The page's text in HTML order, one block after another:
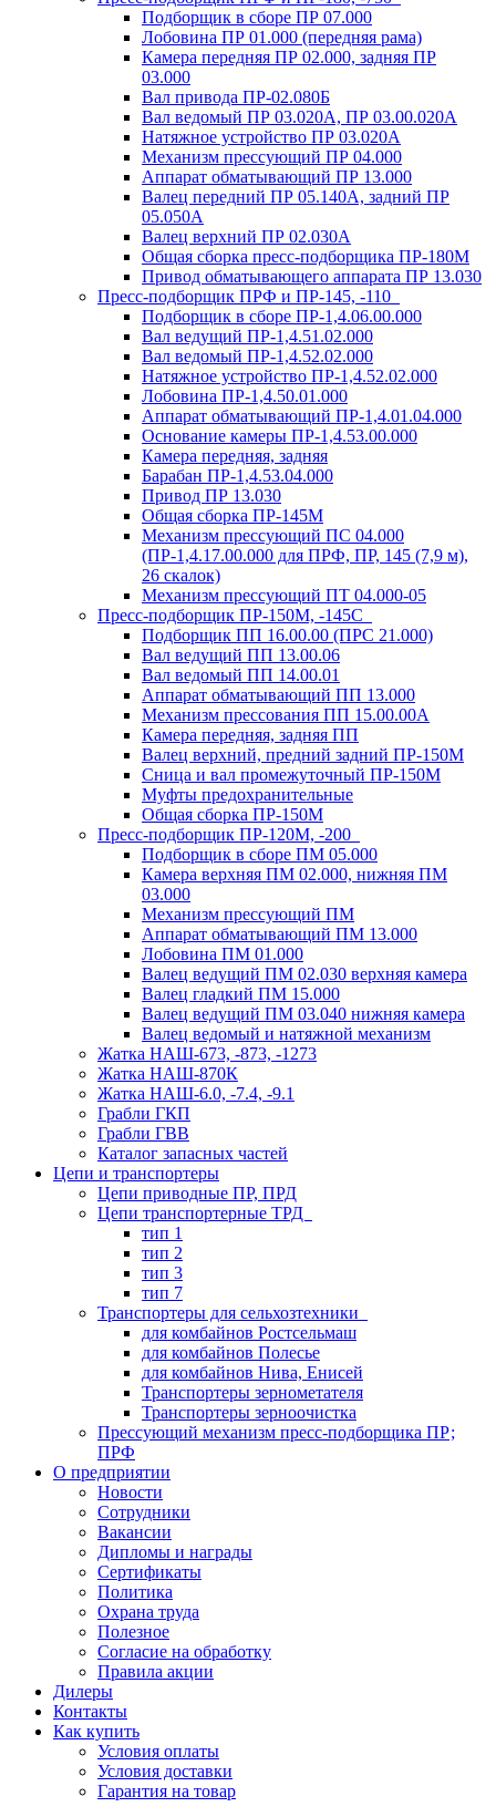
Подборщик в сборе ПР 07.000
Лобовина ПР 01.000 (передняя рама)
Камера передняя ПР 02.000, задняя ПР
03.000
Вал привода ПР-02.080Б
Вал ведомый ПР 03.020А, ПР 03.00.020А
Натяжное устройство ПР 03.020A
Механизм прессующий ПР 04.000
Аппарат обматывающий ПР 13.000
Валец передний ПР 05.140A, задний ПР
05.050A
Валец верхний ПР 02.030A
Общая сборка пресс-подборщика ПР-180М
Привод обматывающего аппарата ПР 13.030
Пресс-подборщик ПРФ и ПР-145, -110
Подборщик в сборе ПР-1,4.06.00.000
Вал ведущий ПР-1,4.51.02.000
Вал ведомый ПР-1,4.52.02.000
Натяжное устройство ПР-1,4.52.02.000
Лобовина ПР-1,4.50.01.000
Аппарат обматывающий ПР-1,4.01.04.000
Основание камеры ПР-1,4.53.00.000
Камера передняя, задняя
Барабан ПР-1,4.53.04.000
Привод ПР 13.030
Общая сборка ПР-145М
Механизм прессующий ПС 04.000
(ПР-1,4.17.00.000 для ПРФ, ПР, 145 (7,9 м),
26 скалок)
Механизм прессующий ПТ 04.000-05
Пресс-подборщик ПР-150М, -145С
Подборщик ПП 16.00.00 (ПРС 21.000)
Вал ведущий ПП 13.00.06
Вал ведомый ПП 14.00.01
Аппарат обматывающий ПП 13.000
Механизм прессования ПП 15.00.00А
Камера передняя, задняя ПП
Валец верхний, предний задний ПР-150М
Сница и вал промежуточный ПР-150М
Муфты предохранительные
Общая сборка ПР-150М
Пресс-подборщик ПР-120М, -200
Подборщик в сборе ПМ 05.000
Камера верхняя ПМ 02.000, нижняя ПМ
03.000
Механизм прессующий ПМ
Аппарат обматывающий ПМ 13.000
Лобовина ПМ 01.000
Валец ведущий ПМ 02.030 верхняя камера
Валец гладкий ПМ 15.000
Валец ведущий ПМ 03.040 нижняя камера
Валец ведомый и натяжной механизм
Жатка НАШ-673, -873, -1273
Жатка НАШ-870К
Жатка НАШ-6.0, -7.4, -9.1
Грабли ГКП
Грабли ГВВ
Каталог запасных частей
Цепи и транспортеры
Цепи приводные ПР, ПРД
Цепи транспортерные ТРД
тип 1
тип 2
тип 3
тип 7
Транспортеры для сельхозтехники
для комбайнов Ростсельмаш
для комбайнов Полесье
для комбайнов Нива, Енисей
Транспортеры зернометателя
Транспортеры зерноочистка
Прессующий механизм пресс-подборщика ПР;
ПРФ
О предприятии
Новости
Сотрудники
Вакансии
Дипломы и награды
Сертификаты
Политика
Охрана труда
Полезное
Согласие на обработку
Правила акции
Дилеры
Контакты
Как купить
Условия оплаты
Условия доставки
Гарантия на товар